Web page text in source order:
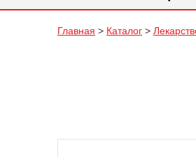
Главная > Каталог >